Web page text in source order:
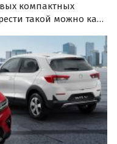
компактных
такой можно как
от 1 540 000 рублей,